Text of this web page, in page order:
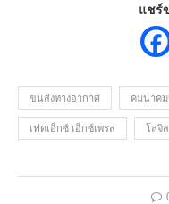
แชร์
ขนส่งทางอากาศ คมนาค
เฟดเอ็กซ์ เอ็กซ์เพรส โลจิ